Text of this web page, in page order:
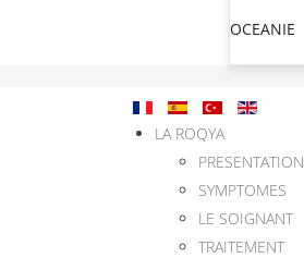
OCEANIE
LA ROQYA
PRESENTATION
SYMPTOMES
LE SOIGNANT
TRAITEMENT